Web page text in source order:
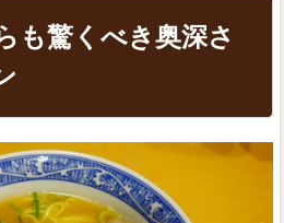
も驚くべき奥深さ